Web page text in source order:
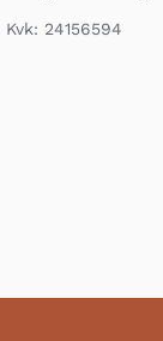
Kvk: 24156594